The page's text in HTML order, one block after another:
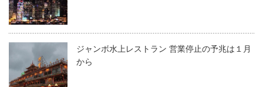
ジャンボ水上レストラン 営業停止の予兆は１月
から